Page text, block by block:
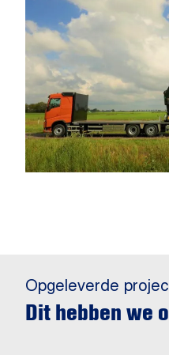
Opgeleverde
Dit hebben we